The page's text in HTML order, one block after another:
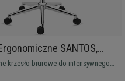
SANTOS,
Do Pracy Przez 8h, Czarne
krzesło biurowe do intensywnego
Doskonała jakość, z